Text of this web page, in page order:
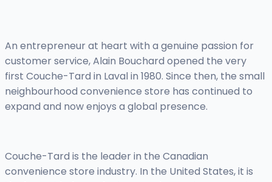
An entrepreneur at heart with a genuine passion for
customer service, Alain Bouchard opened the very
first Couche-Tard in Laval in 1980. Since then, the small
neighbourhood convenience store has continued to
expand and now enjoys a global presence.
Couche-Tard is the leader in the Canadian
convenience store industry. In the United States, it is